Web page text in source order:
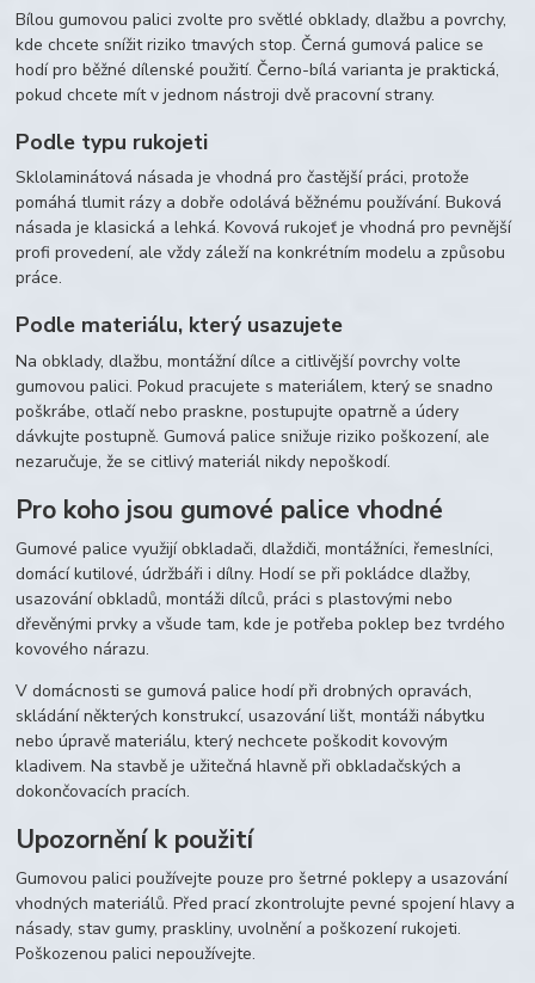
Bílou gumovou palici zvolte pro světlé obklady, dlažbu a povrchy,
kde chcete snížit riziko tmavých stop. Černá gumová palice se
hodí pro běžné dílenské použití. Černo-bílá varianta je praktická,
pokud chcete mít v jednom nástroji dvě pracovní strany.
Podle typu rukojeti
Sklolaminátová násada je vhodná pro častější práci, protože
pomáhá tlumit rázy a dobře odolává běžnému používání. Buková
násada je klasická a lehká. Kovová rukojeť je vhodná pro pevnější
profi provedení, ale vždy záleží na konkrétním modelu a způsobu
práce.
Podle materiálu, který usazujete
Na obklady, dlažbu, montážní dílce a citlivější povrchy volte
gumovou palici. Pokud pracujete s materiálem, který se snadno
poškrábe, otlačí nebo praskne, postupujte opatrně a údery
dávkujte postupně. Gumová palice snižuje riziko poškození, ale
nezaručuje, že se citlivý materiál nikdy nepoškodí.
Pro koho jsou gumové palice vhodné
Gumové palice využijí obkladači, dlaždiči, montážníci, řemeslníci,
domácí kutilové, údržbáři i dílny. Hodí se při pokládce dlažby,
usazování obkladů, montáži dílců, práci s plastovými nebo
dřevěnými prvky a všude tam, kde je potřeba poklep bez tvrdého
kovového nárazu.
V domácnosti se gumová palice hodí při drobných opravách,
skládání některých konstrukcí, usazování lišt, montáži nábytku
nebo úpravě materiálu, který nechcete poškodit kovovým
kladivem. Na stavbě je užitečná hlavně při obkladačských a
dokončovacích pracích.
Upozornění k použití
Gumovou palici používejte pouze pro šetrné poklepy a usazování
vhodných materiálů. Před prací zkontrolujte pevné spojení hlavy a
násady, stav gumy, praskliny, uvolnění a poškození rukojeti.
Poškozenou palici nepoužívejte.